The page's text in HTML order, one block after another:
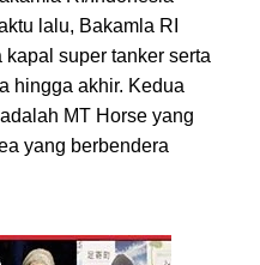
lalu, Bakamla RI
super tanker serta
hingga akhir. Kedua
MT Horse yang
yang berbendera